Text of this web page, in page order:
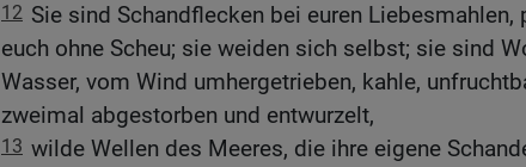
12 Sie sind Schandflecken bei euren Liebesmahlen,
euch ohne Scheu; sie weiden sich selbst; sie sind
Wasser, vom Wind umhergetrieben, kahle,
zweimal abgestorben und entwurzelt,
13 wilde Wellen des Meeres, die ihre eigene